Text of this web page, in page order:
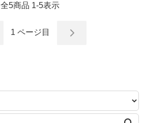
全5商品 1-5表示
1 ページ目